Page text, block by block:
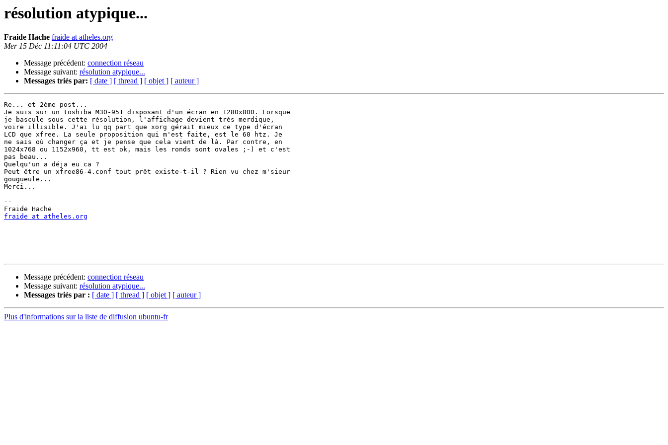
résolution atypique...
Fraide Hache fraide at atheles.org
Mer 15 Déc 11:11:04 UTC 2004
Message précédent: connection réseau
Message suivant: résolution atypique...
Messages triés par: [ date ] [ thread ] [ objet ] [ auteur ]
Re... et 2ème post...
Je suis sur un toshiba M30-951 disposant d'un écran en 1280x800. Lorsque
je bascule sous cette résolution, l'affichage devient très merdique,
voire illisible. J'ai lu qq part que xorg gérait mieux ce type d'écran
LCD que xfree. La seule proposition qui m'est faite, est le 60 htz. Je
ne sais où changer ça et je pense que cela vient de là. Par contre, en
1024x768 ou 1152x960, tt est ok, mais les ronds sont ovales ;-) et c'est
pas beau...
Quelqu'un a déja eu ca ?
Peut être un xfree86-4.conf tout prêt existe-t-il ? Rien vu chez m'sieur
gougueule...
Merci...
--
fraide at atheles.org
Message précédent: connection réseau
Message suivant: résolution atypique...
Messages triés par : [ date ] [ thread ] [ objet ] [ auteur ]
Plus d'informations sur la liste de diffusion ubuntu-fr